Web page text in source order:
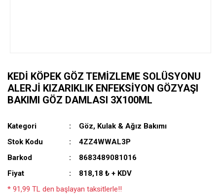
KEDI KÖPEK GÖZ TEMIZLEME SOLÜSYONU
ALERJI KIZARIKLIK ENFEKSIYON GÖZYAŞI
BAKIMI GÖZ DAMLASI 3X100ML
Kategori
Göz, Kulak & Ağız Bakımı
Stok Kodu
4ZZ4WWAL3P
Barkod
8683489081016
Fiyat
818,18 ₺ + KDV
* 91,99 TL den başlayan taksitlerle!!